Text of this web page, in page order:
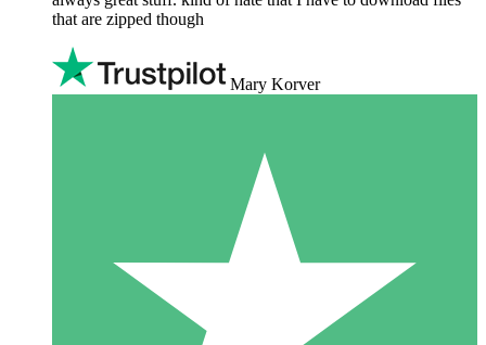
that are zipped though
Mary Korver